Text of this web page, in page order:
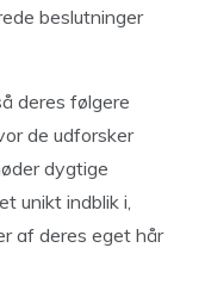
beslutninger
deres følgere
de udforsker
dygtige
unikt indblik i,
af deres eget hår